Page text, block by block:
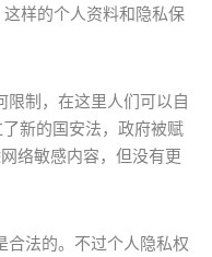
样的个人资料和隐私保
限制，在这里人们可以自
新的国安法，政府被赋
络敏感内容，但没有更
合法的。不过个人隐私权